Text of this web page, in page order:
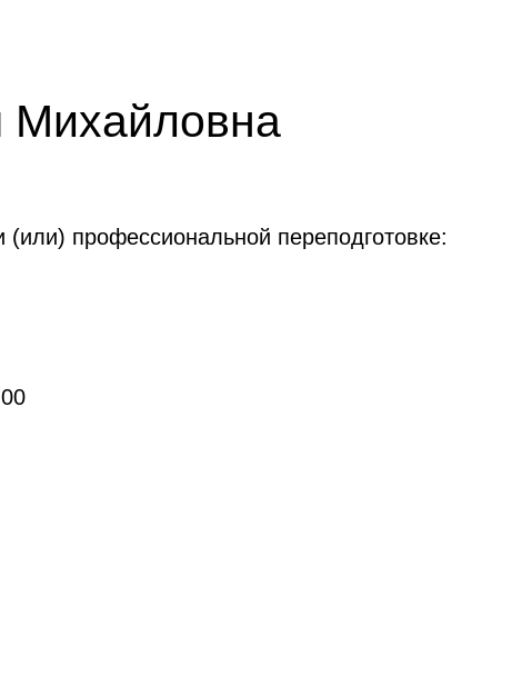
профессиональной переподготовке: